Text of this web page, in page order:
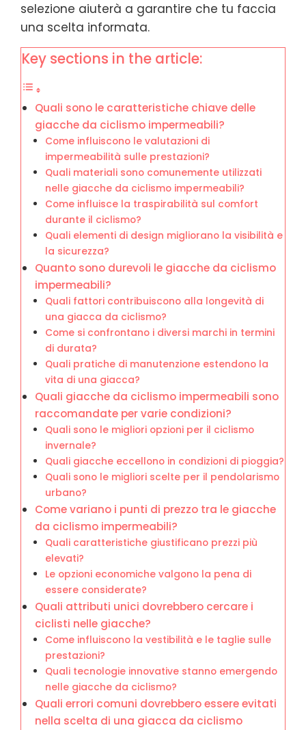
selezione aiuterà a garantire che tu faccia
una scelta informata.
Key sections in the article:
Quali sono le caratteristiche chiave delle
giacche da ciclismo impermeabili?
Come influiscono le valutazioni di
impermeabilità sulle prestazioni?
Quali materiali sono comunemente utilizzati
nelle giacche da ciclismo impermeabili?
Come influisce la traspirabilità sul comfort
durante il ciclismo?
Quali elementi di design migliorano la visibilità e
la sicurezza?
Quanto sono durevoli le giacche da ciclismo
impermeabili?
Quali fattori contribuiscono alla longevità di
una giacca da ciclismo?
Come si confrontano i diversi marchi in termini
di durata?
Quali pratiche di manutenzione estendono la
vita di una giacca?
Quali giacche da ciclismo impermeabili sono
raccomandate per varie condizioni?
Quali sono le migliori opzioni per il ciclismo
invernale?
Quali giacche eccellono in condizioni di pioggia?
Quali sono le migliori scelte per il pendolarismo
urbano?
Come variano i punti di prezzo tra le giacche
da ciclismo impermeabili?
Quali caratteristiche giustificano prezzi più
elevati?
Le opzioni economiche valgono la pena di
essere considerate?
Quali attributi unici dovrebbero cercare i
ciclisti nelle giacche?
Come influiscono la vestibilità e le taglie sulle
prestazioni?
Quali tecnologie innovative stanno emergendo
nelle giacche da ciclismo?
Quali errori comuni dovrebbero essere evitati
nella scelta di una giacca da ciclismo